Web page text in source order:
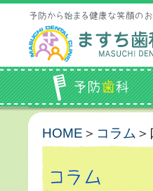
HOME ＞ コラム